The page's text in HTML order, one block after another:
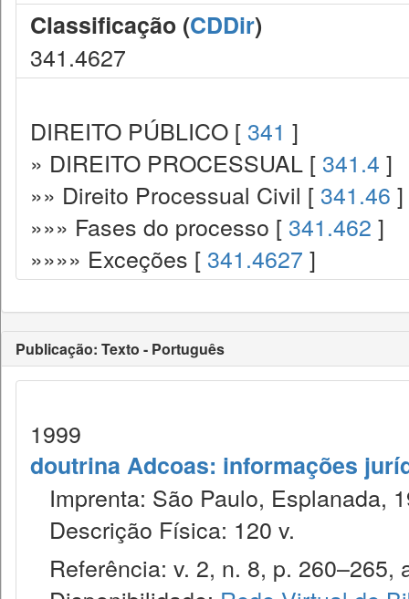
Classificação (CDDir)
341.4627
DIREITO PÚBLICO [ 341 ]
» DIREITO PROCESSUAL [ 341.4 ]
»» Direito Processual Civil [ 341.46 ]
»»» Fases do processo [ 341.462 ]
»»»» Exceções [ 341.4627 ]
Publicação: Texto - Português
1999
doutrina Adcoas: informações
Imprenta: São Paulo, Esplanada,
Descrição Física: 120 v.
Referência: v. 2, n. 8, p. 260–265,